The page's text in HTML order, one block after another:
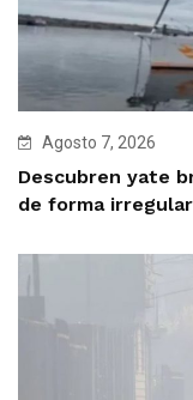
Agosto 7, 2026
Descubren yate
de forma